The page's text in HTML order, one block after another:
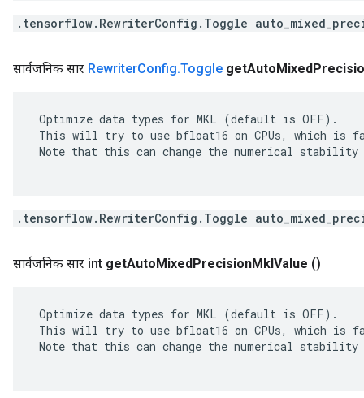
.tensorflow.RewriterConfig.Toggle
सार्वजनिक सार RewriterConfig.Toggle getAutoMixed
Optimize data types for MKL (default is OFF).
This will try to use bfloat16 on CPUs, which is
Note that this can change the numerical
.tensorflow.RewriterConfig.Toggle
सार्वजनिक सार int getAutoMixedPrecisionMklValue ()
Optimize data types for MKL (default is OFF).
This will try to use bfloat16 on CPUs, which is
Note that this can change the numerical